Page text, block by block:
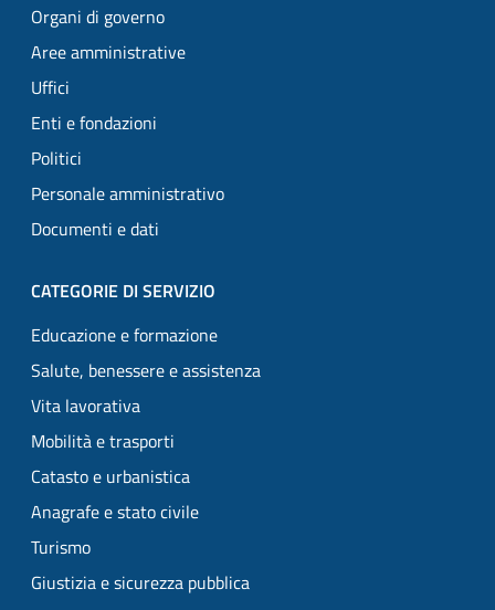
Organi di governo
Aree amministrative
Uffici
Enti e fondazioni
Politici
Personale amministrativo
Documenti e dati
CATEGORIE DI SERVIZIO
Educazione e formazione
Salute, benessere e assistenza
Vita lavorativa
Mobilità e trasporti
Catasto e urbanistica
Anagrafe e stato civile
Turismo
Giustizia e sicurezza pubblica